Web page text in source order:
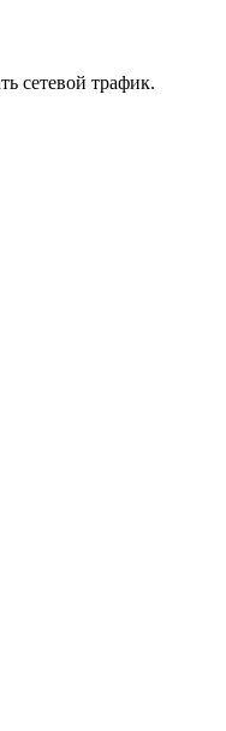
сетевой трафик.